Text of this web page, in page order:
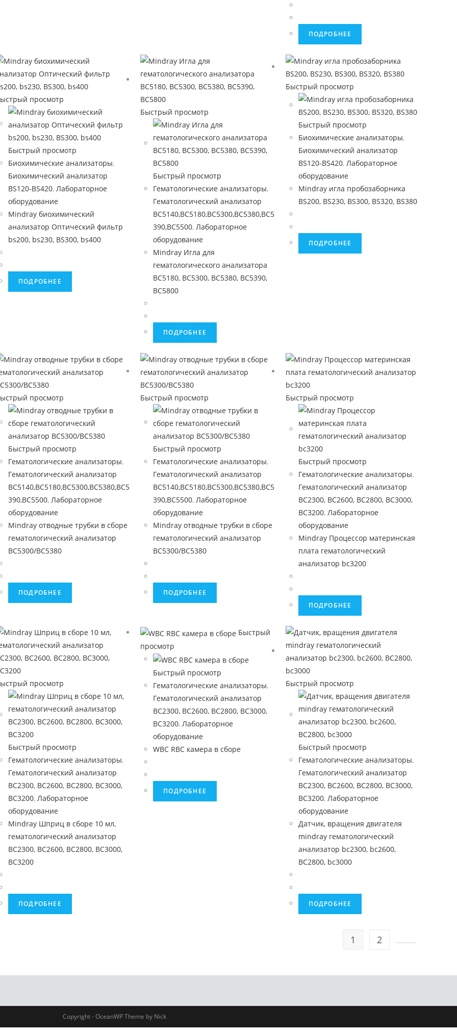
ПОДРОБНЕЕ
просмотр
Быстрый просмотр
Биохимические анализаторы,
Биохимический анализатор
BS120-BS420, Лабораторное
оборудование
Mindray биохимический
анализатор Оптический фильтр
bs200, bs230, BS300, bs400
ПОДРОБНЕЕ
Быстрый просмотр
Быстрый просмотр
Гематологические анализаторы,
Гематологический анализатор
BC5140,BC5180,BC5300,BC5380,BC5
390,BC5500,Лабораторное
оборудование
Mindray Игла для
гематологического анализатора
BC5180, BC5300, BC5380, BC5390,
BC5800
ПОДРОБНЕЕ
Быстрый просмотр
Быстрый просмотр
Биохимические анализаторы,
Биохимический анализатор
BS120-BS420, Лабораторное
оборудование
Mindray игла пробозаборника
BS200, BS230, BS300, BS320, BS380
ПОДРОБНЕЕ
просмотр
Быстрый просмотр
Гематологические анализаторы,
Гематологический анализатор
BC5140,BC5180,BC5300,BC5380,BC5
390,BC5500, Лабораторное
оборудование
Mindray отводные трубки в сборе
гематологический анализатор
BC5300/BC5380
ПОДРОБНЕЕ
Быстрый просмотр
Быстрый просмотр
Гематологические анализаторы,
Гематологический анализатор
BC5140,BC5180,BC5300,BC5380,BC5
390,BC5500,Лабораторное
оборудование
Mindray отводные трубки в сборе
гематологический анализатор
BC5300/BC5380
ПОДРОБНЕЕ
Быстрый просмотр
Быстрый просмотр
Гематологические анализаторы,
Гематологический анализатор
BC2300, BC2600, BC2800, BC3000,
BC3200, Лабораторное
оборудование
Mindray Процессор материнская
плата гематологический
анализатор bc3200
ПОДРОБНЕЕ
просмотр
Быстрый просмотр
Гематологические анализаторы,
Гематологический анализатор
BC2300, BC2600, BC2800, BC3000,
BC3200, Лабораторное
оборудование
Mindray Шприц в сборе 10 мл,
гематологический анализатор
BC2300, BC2600, BC2800, BC3000,
BC3200
ПОДРОБНЕЕ
Быстрый
просмотр
Быстрый просмотр
Гематологические анализаторы,
Гематологический анализатор
BC2300, BC2600, BC2800, BC3000,
BC3200, Лабораторное
оборудование
WBC RBC камера в сборе
ПОДРОБНЕЕ
Быстрый просмотр
Быстрый просмотр
Гематологические анализаторы,
Гематологический анализатор
BC2300, BC2600, BC2800, BC3000,
BC3200, Лабораторное
оборудование
Датчик, вращения двигателя
mindray гематологический
анализатор bc2300, bc2600,
BC2800, bc3000
ПОДРОБНЕЕ
1 2
Copyright - OceanWP Theme by Nick